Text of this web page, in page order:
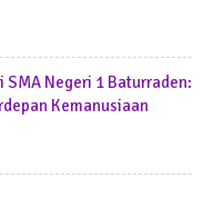
SMA Negeri 1 Baturraden:
Kemanusiaan